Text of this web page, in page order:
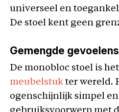
universeel en
De stoel kent geen
Gemengde gevoelens
De monobloc stoel is het
meubelstuk ter wereld.
ogenschijnlijk simpel